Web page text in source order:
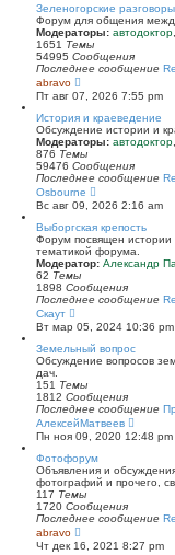
Зеленогорские разговоры
Форум для общения между
Модераторы: автодоктор
1651 Темы
54995 Сообщения
Последнее сообщение
abravo
е
р
е
й
т
и
к
п
с
л
е
д
н
е
м
у
с
б
е
н
ю
Пт авг 07, 2026 7:55 pm
История и краеведение
Обсуждение истории и
Модераторы: автодоктор
876 Темы
59476 Сообщения
Последнее сообщение
Osbourne
е
р
е
й
т
и
п
о
л
е
д
н
у
с
о
б
е
н
и
Вс авг 09, 2026 2:16 am
Выборгская крепость
Форум посвящен истории
тематикой форума.
Модератор: Александр
62 Темы
1898 Сообщения
Последнее сообщение
Скаут
е
р
е
й
т
и
к
п
о
с
л
е
д
н
е
м
у
с
о
о
Вт мар 05, 2024 10:36 pm
Земельный вопрос
Обсуждение вопросов
дач.
151 Темы
1812 Сообщения
Последнее сообщение
АлексейМатвеев
е
р
й
т
п
с
л
Пн ноя 09, 2020 12:48 pm
Фотофорум
Объявления и
фотографий и прочего,
117 Темы
1720 Сообщения
Последнее сообщение
abravo
е
Чт дек 16, 2021 8:27 pm